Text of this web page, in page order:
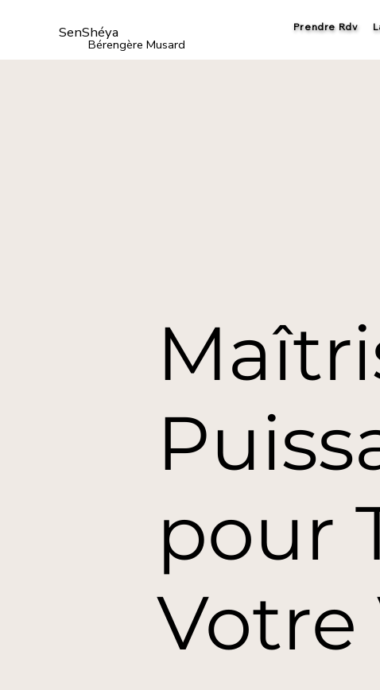
SenShéya
Bérengère Musard
Prendre Rdv
pour
Votre